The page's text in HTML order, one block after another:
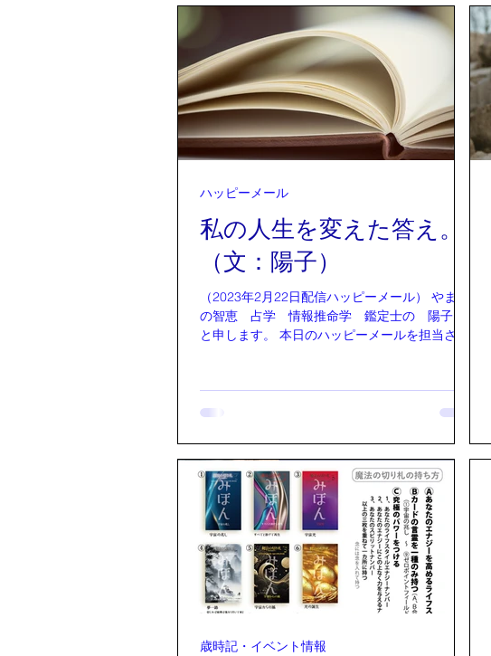
私の人生を変えた答え。
（文：陽子）
（2023年2月22日配信ハッピーメール） やまと
の智恵 占学 情報推命学 鑑定士の 陽子
と申します。 本日のハッピーメールを担当させ
ハッピーメール
歳時記・イベント情報